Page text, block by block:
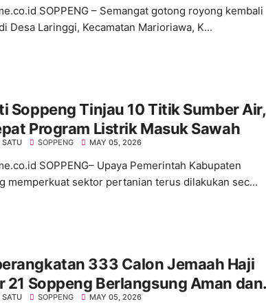
SOPPENG – Semangat gotong royong kembali
Desa Laringgi, Kecamatan Marioriawa, K...
Soppeng Tinjau 10 Titik Sumber Air,
Program Listrik Masuk Sawah
SATU SOPPENG MAY 05, 2026
SOPPENG– Upaya Pemerintah Kabupaten
memperkuat sektor pertanian terus dilakukan sec...
333 Calon Jemaah Haji
21 Soppeng Berlangsung Aman dan
Dikawal Personel Polres
SATU SOPPENG MAY 05, 2026